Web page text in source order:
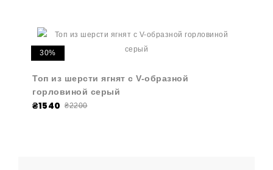
30%
Топ из шерсти ягнят с V-образной
горловиной серый
₴1540 ₴2200